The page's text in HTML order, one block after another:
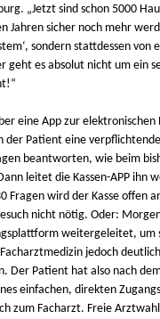
„Jetzt sind schon 5000
Jahren sicher noch mehr
sondern stattdessen von
geht es absolut nicht um ein
eine App zur
der Patient eine
beantworten, wie beim
leitet die Kassen-APP ihn
Fragen wird der Kasse offen
nicht nötig. Oder:
weitergeleitet, um
jedoch
Der Patient hat also nach
einfachen, direkten
zum Facharzt. Freie